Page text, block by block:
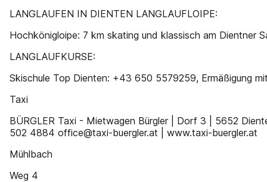
LANGLAUFEN IN DIENTEN LANGLAUFLOIPE:
Hochkönigloipe: 7 km skating und klassisch am Dientner
LANGLAUFKURSE:
Skischule Top Dienten: +43 650 5579259, Ermäßigung
Taxi
BÜRGLER Taxi - Mietwagen Bürgler | Dorf 3 | 5652
502 4884 office@taxi-buergler.at | www.taxi-buergler.at
Mühlbach
Weg 4